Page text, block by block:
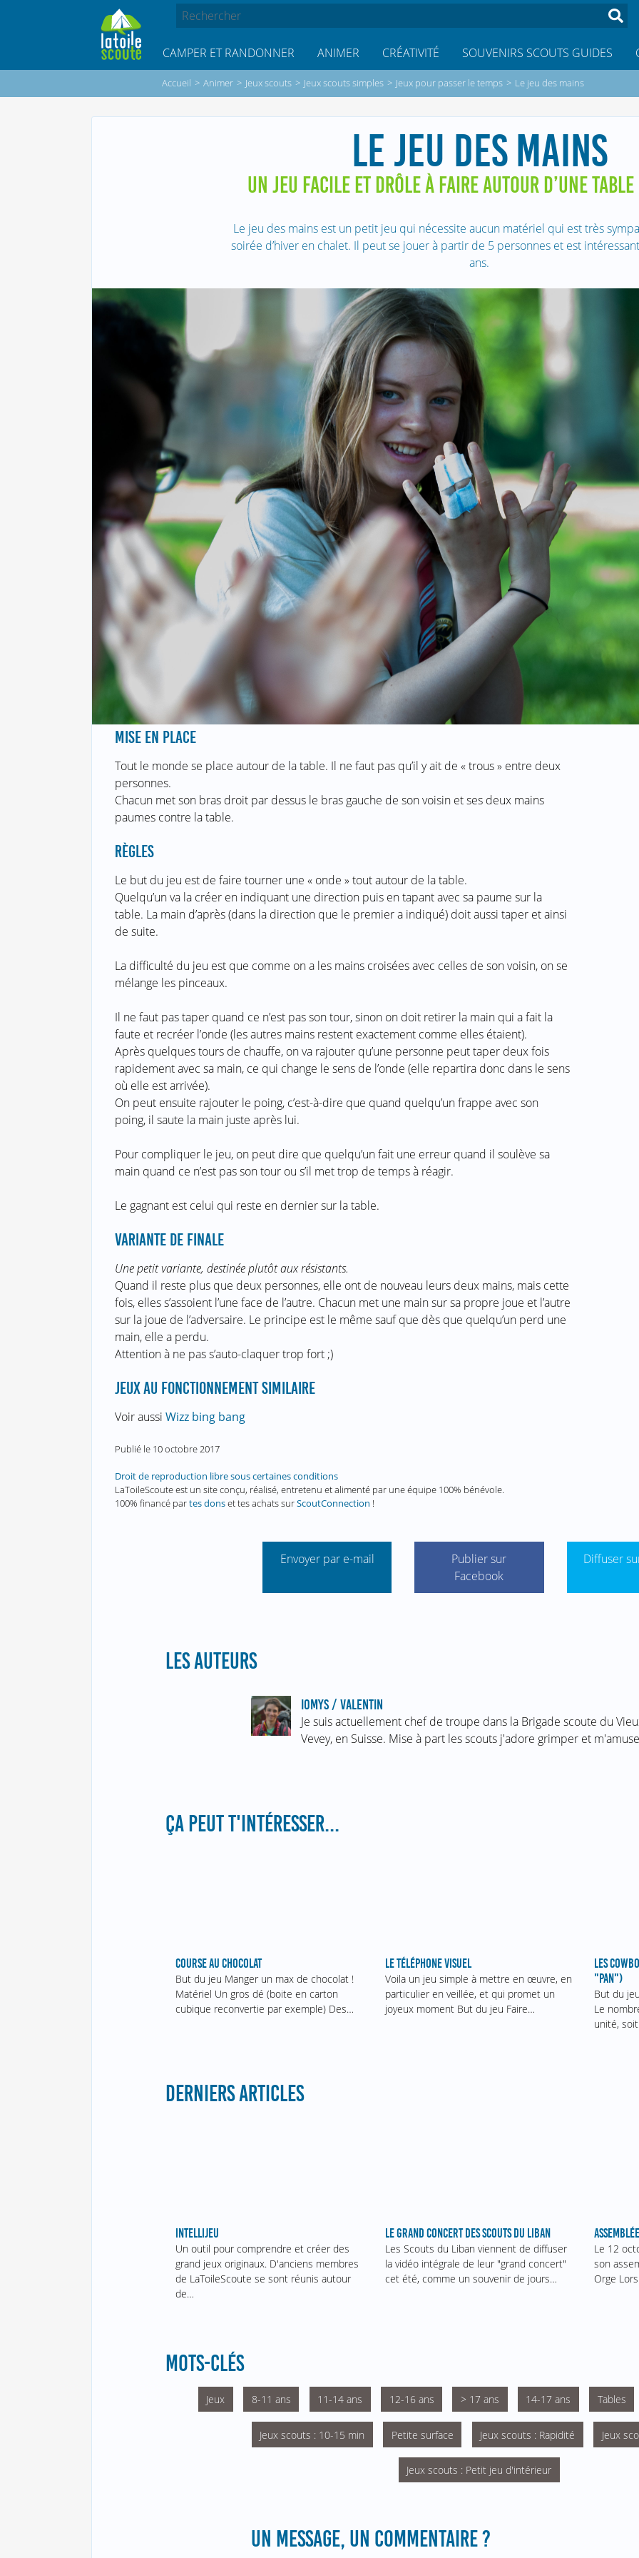
CAMPER ET RANDONNER ANIMER CRÉATIVITÉ SOUVENIRS SCOUTS GUIDES
Accueil > Animer > Jeux scouts > Jeux scouts simples > Jeux pour passer le temps > Le jeu des mains
LE JEU DES MAINS
UN JEU FACILE ET DRÔLE À FAIRE AUTOUR D’UNE
Le jeu des mains est un petit jeu qui nécessite aucun matériel qui est très
soirée d’hiver en chalet. Il peut se jouer à partir de 5 personnes et est
ans.
MISE EN PLACE
Tout le monde se place autour de la table. Il ne faut pas qu’il y ait de « trous » entre deux
personnes.
Chacun met son bras droit par dessus le bras gauche de son voisin et ses deux mains
paumes contre la table.
RÈGLES
Le but du jeu est de faire tourner une « onde » tout autour de la table.
Quelqu’un va la créer en indiquant une direction puis en tapant avec sa paume sur la
table. La main d’après (dans la direction que le premier a indiqué) doit aussi taper et ainsi
de suite.
La difficulté du jeu est que comme on a les mains croisées avec celles de son voisin, on se
mélange les pinceaux.
Il ne faut pas taper quand ce n’est pas son tour, sinon on doit retirer la main qui a fait la
faute et recréer l’onde (les autres mains restent exactement comme elles étaient).
Après quelques tours de chauffe, on va rajouter qu’une personne peut taper deux fois
rapidement avec sa main, ce qui change le sens de l’onde (elle repartira donc dans le sens
où elle est arrivée).
On peut ensuite rajouter le poing, c’est-à-dire que quand quelqu’un frappe avec son
poing, il saute la main juste après lui.
Pour compliquer le jeu, on peut dire que quelqu’un fait une erreur quand il soulève sa
main quand ce n’est pas son tour ou s’il met trop de temps à réagir.
Le gagnant est celui qui reste en dernier sur la table.
VARIANTE DE FINALE
Une petit variante, destinée plutôt aux résistants.
Quand il reste plus que deux personnes, elle ont de nouveau leurs deux mains, mais cette
fois, elles s’assoient l’une face de l’autre. Chacun met une main sur sa propre joue et l’autre
sur la joue de l’adversaire. Le principe est le même sauf que dès que quelqu’un perd une
main, elle a perdu.
Attention à ne pas s’auto-claquer trop fort ;)
JEUX AU FONCTIONNEMENT SIMILAIRE
Voir aussi Wizz bing bang
Publié le 10 octobre 2017
Droit de reproduction libre sous certaines conditions
LaToileScoute est un site conçu, réalisé, entretenu et alimenté par une équipe 100% bénévole.
100% financé partes donset tes achats surScoutConnection !
Envoyer par e-mail
Publier sur
Facebook
Diffuser
LES AUTEURS
IOMYS / VALENTIN
Je suis actuellement chef de troupe dans la Brigade scoute du
Vevey, en Suisse. Mise à part les scouts j'adore grimper et
ÇA PEUT T'INTÉRESSER...
COURSE AU CHOCOLAT
But du jeu Manger un max de chocolat !
Matériel Un gros dé (boite en carton
cubique reconvertie par exemple) Des…
LE TÉLÉPHONE VISUEL
Voila un jeu simple à mettre en œuvre, en
particulier en veillée, et qui promet un
joyeux moment But du jeu Faire…
LES
"PAN")
But du
Le
unité,
DERNIERS ARTICLES
INTELLIJEU
Un outil pour comprendre et créer des
grand jeux originaux. D'anciens membres
de LaToileScoute se sont réunis autour
de…
LE GRAND CONCERT DES SCOUTS DU LIBAN
Les Scouts du Liban viennent de diffuser
la vidéo intégrale de leur "grand concert"
cet été, comme un souvenir de jours…
Le 12
son
Orge
MOTS-CLÉS
Jeux 8-11 ans 11-14 ans 12-16 ans > 17 ans 14-17 ans Tables
Jeux scouts : 10-15 min Petite surface Jeux scouts : Rapidité Jeux
Jeux scouts : Petit jeu d'intérieur
UN MESSAGE, UN COMMENTAIRE ?